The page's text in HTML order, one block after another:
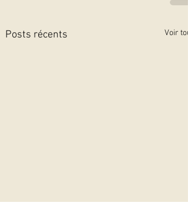
Posts récents Voir tout